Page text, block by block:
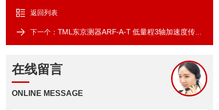
返回列表
下一个： TML东京测器ARF-A-T 低量程3轴加速度传感器
在线留言
ONLINE MESSAGE